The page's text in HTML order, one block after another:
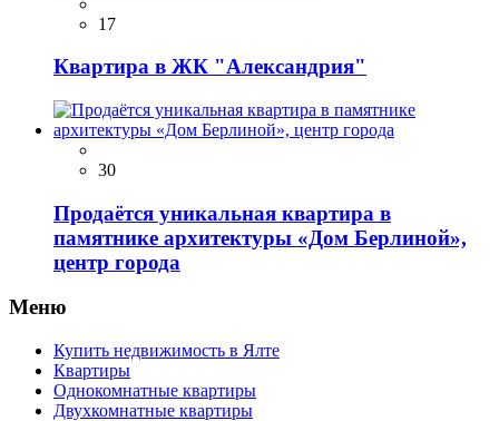
17
Квартира в ЖК "Александрия"
30
Продаётся уникальная квартира в
памятнике архитектуры «Дом Берлиной»,
центр города
Меню
Купить недвижимость в Ялте
Квартиры
Однокомнатные квартиры
Двухкомнатные квартиры